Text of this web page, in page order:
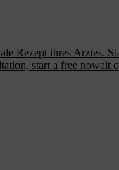
Rezept ihres Arztes.
start a free nowait